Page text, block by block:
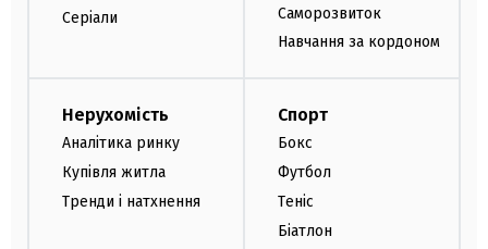
Серіали
Саморозвиток
Навчання за кордоном
Нерухомість
Аналітика ринку
Купівля житла
Тренди і натхнення
Спорт
Бокс
Футбол
Теніс
Біатлон